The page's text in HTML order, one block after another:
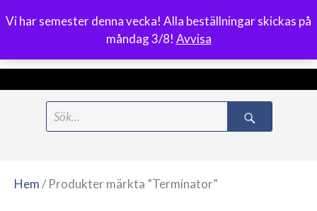
Vi har semester denna vecka! Alla beställningar skickas på
måndag 3/8! Avvisa
0
Meny
Hem/ Produkter märkta ”Terminator”